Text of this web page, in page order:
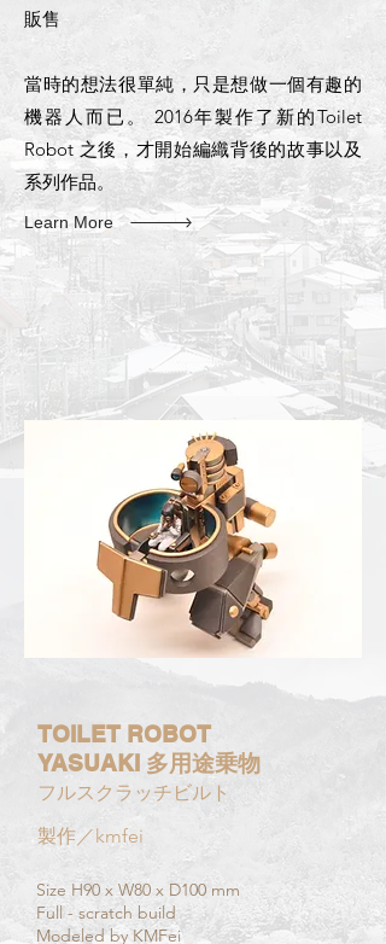
販售
當時的想法很單純，只是想做一個有趣的
機器人而已。 2016年製作了新的Toilet
Robot 之後，才開始編織背後的故事以及
系列作品。
Learn More
TOILET ROBOT
YASUAKI 多用途乗物
フルスクラッチビルト
製作／kmfei
Size H90 x W80 x D100 mm
Full - scratch build​
Modeled by KMFei